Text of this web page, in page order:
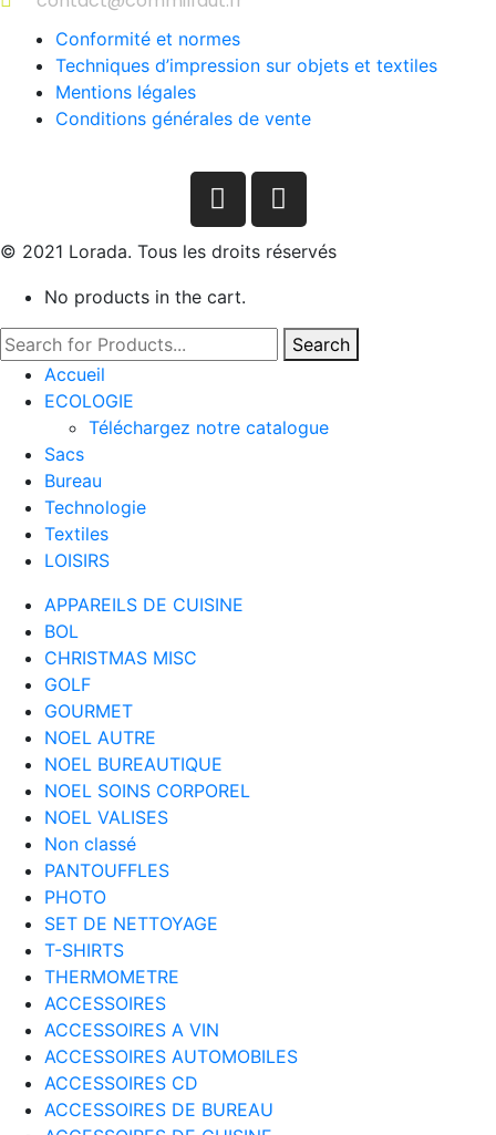
Conformité et normes
Techniques d’impression sur objets et textiles
Mentions légales
Conditions générales de vente
© 2021 Lorada. Tous les droits réservés
No products in the cart.
Search
Accueil
ECOLOGIE
Téléchargez notre catalogue
Sacs
Bureau
Technologie
Textiles
LOISIRS
APPAREILS DE CUISINE
BOL
CHRISTMAS MISC
GOLF
GOURMET
NOEL AUTRE
NOEL BUREAUTIQUE
NOEL SOINS CORPOREL
NOEL VALISES
Non classé
PANTOUFFLES
PHOTO
SET DE NETTOYAGE
T-SHIRTS
THERMOMETRE
ACCESSOIRES
ACCESSOIRES A VIN
ACCESSOIRES AUTOMOBILES
ACCESSOIRES CD
ACCESSOIRES DE BUREAU